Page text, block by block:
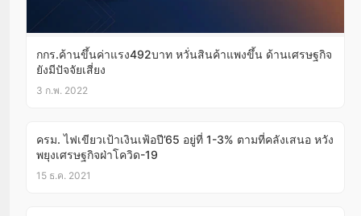
กกร.ค้านขึ้นค่าแรง492บาท หวั่นสินค้าแพงขึ้น ด้านเศรษฐกิจ
ยังมีปัจจัยเสี่ยง
3 ก.พ. 2022
ครม. ไฟเขียวเป้าเงินเฟ้อปี’65 อยู่ที่ 1-3% ตามที่คลังเสนอ หวัง
พยุงเศรษฐกิจฝ่าโควิด-19
15 ธ.ค. 2021